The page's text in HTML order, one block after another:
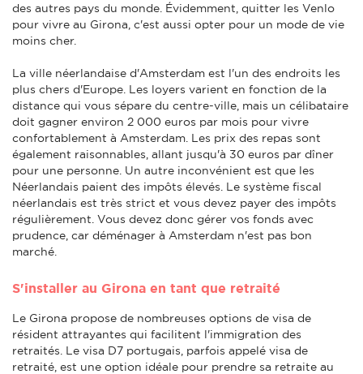
des autres pays du monde. Évidemment, quitter les Venlo
pour vivre au Girona, c'est aussi opter pour un mode de vie
moins cher.
La ville néerlandaise d'Amsterdam est l'un des endroits les
plus chers d'Europe. Les loyers varient en fonction de la
distance qui vous sépare du centre-ville, mais un célibataire
doit gagner environ 2 000 euros par mois pour vivre
confortablement à Amsterdam. Les prix des repas sont
également raisonnables, allant jusqu'à 30 euros par dîner
pour une personne. Un autre inconvénient est que les
Néerlandais paient des impôts élevés. Le système fiscal
néerlandais est très strict et vous devez payer des impôts
régulièrement. Vous devez donc gérer vos fonds avec
prudence, car déménager à Amsterdam n'est pas bon
marché.
S'installer au Girona en tant que retraité
Le Girona propose de nombreuses options de visa de
résident attrayantes qui facilitent l'immigration des
retraités. Le visa D7 portugais, parfois appelé visa de
retraité, est une option idéale pour prendre sa retraite au